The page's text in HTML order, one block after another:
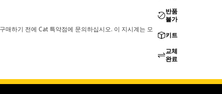
매하기 전에 Cat 특약점에 문의하십시오. 이 지시계는 모
반품
불가
키트
교체
완료